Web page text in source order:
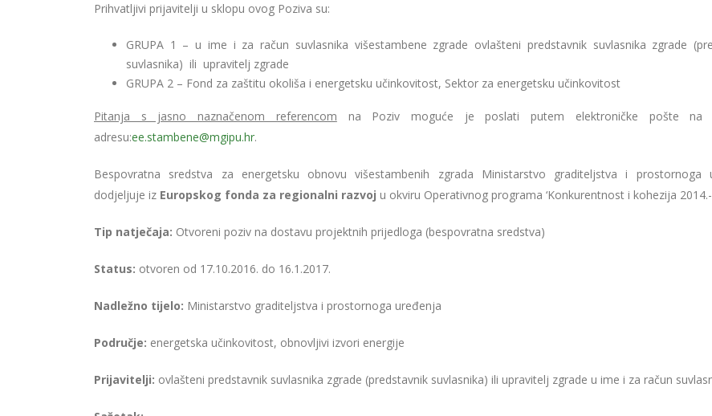
Prihvatljivi prijavitelji u sklopu ovog Poziva su:
GRUPA 1 – u ime i za račun suvlasnika višestambene zgrade ovlašteni predstavnik suvlasnika zgrade
suvlasnika) ili upravitelj zgrade
GRUPA 2 – Fond za zaštitu okoliša i energetsku učinkovitost, Sektor za energetsku učinkovitost
Pitanja s jasno naznačenom referencom na Poziv moguće je poslati putem elektroničke pošte na
adresu:ee.stambene@mgipu.hr.
Bespovratna sredstva za energetsku obnovu višestambenih zgrada Ministarstvo graditeljstva i prostornoga
dodjeljuje iz Europskog fonda za regionalni razvoj u okviru Operativnog programa ‘Konkurentnost i kohezija 2014.-
Tip natječaja: Otvoreni poziv na dostavu projektnih prijedloga (bespovratna sredstva)
Status: otvoren od 17.10.2016. do 16.1.2017.
Nadležno tijelo: Ministarstvo graditeljstva i prostornoga uređenja
Područje: energetska učinkovitost, obnovljivi izvori energije
Prijavitelji: ovlašteni predstavnik suvlasnika zgrade (predstavnik suvlasnika) ili upravitelj zgrade u ime i za račun